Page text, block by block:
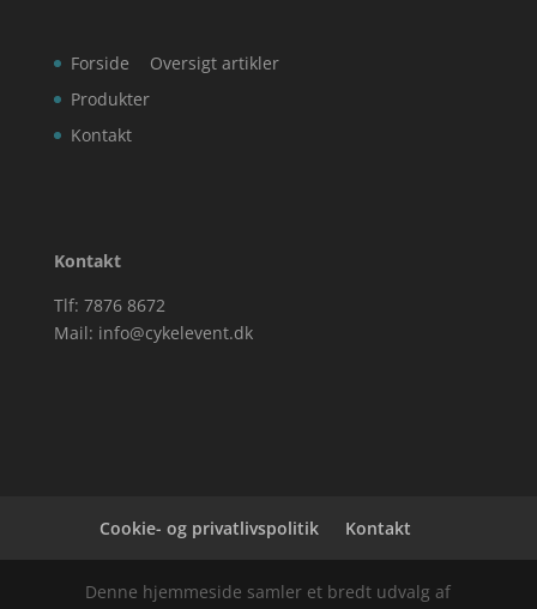
Forside
Produkter
Kontakt
Oversigt artikler
Kontakt
Tlf: 7876 8672
Mail: info@cykelevent.dk
Cookie- og privatlivspolitik Kontakt
Denne hjemmeside samler et bredt udvalg af